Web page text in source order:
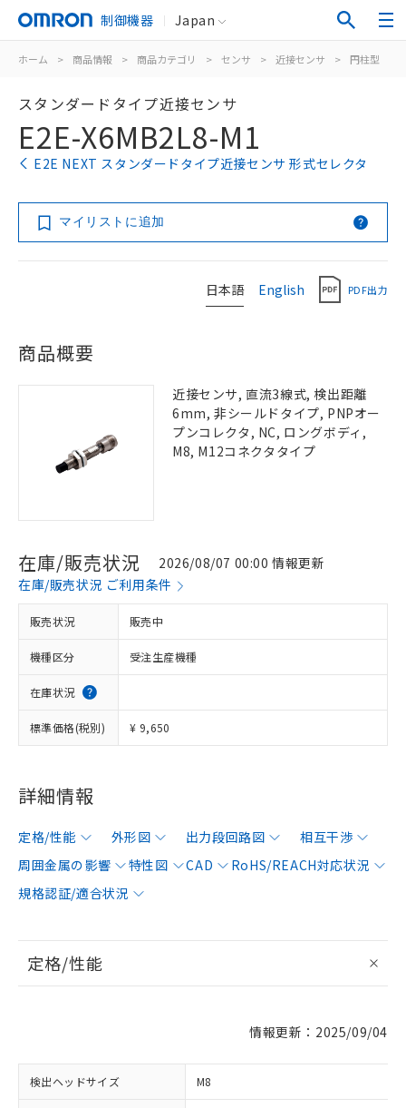
制御機器 Japan
ホーム > 商品情報 > 商品カテゴリ > センサ > 近接センサ > 円柱型
スタンダードタイプ近接センサ
E2E-X6MB2L8-M1
E2E NEXT スタンダードタイプ近接センサ 形式セレクタ
マイリストに追加
日本語 English PDF出力
商品概要
近接センサ, 直流3線式, 検出距離
6mm, 非シールドタイプ, PNPオー
プンコレクタ, NC, ロングボディ,
M8, M12コネクタタイプ
在庫/販売状況
2026/08/07 00:00 情報更新
在庫/販売状況 ご利用条件
販売状況 販売中
機種区分 受注生産機種
在庫状況
標準価格(税別) ¥ 9,650
詳細情報
定格/性能 外形図 出力段回路図
相互干渉
周囲金属の影響
特性図 CAD
RoHS/REACH対応状況
規格認証/適合状況
定格/性能
情報更新：2025/09/04
検出ヘッドサイズ M8